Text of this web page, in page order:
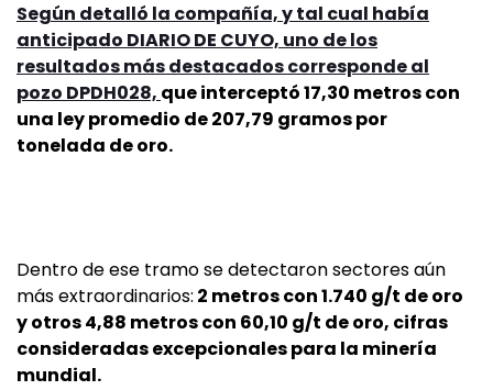
Según detalló la compañía, y tal cual había
anticipado DIARIO DE CUYO, uno de los
resultados más destacados corresponde al
pozo DPDH028, que interceptó 17,30 metros con
una ley promedio de 207,79 gramos por
tonelada de oro.
Dentro de ese tramo se detectaron sectores aún
más extraordinarios: 2 metros con 1.740 g/t de oro
y otros 4,88 metros con 60,10 g/t de oro, cifras
consideradas excepcionales para la minería
mundial.